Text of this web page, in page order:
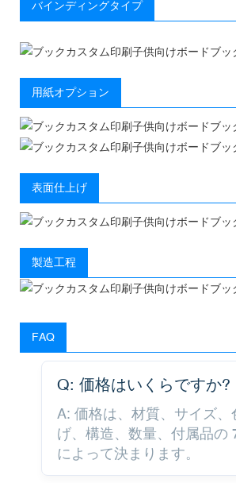
バインディングタイプ
用紙オプション
表面仕上げ
製造工程
FAQ
Q: 価格はいくらですか?
A: 価格は、材質、サイズ、
げ、構造、数量、付属品の
によって決まります。